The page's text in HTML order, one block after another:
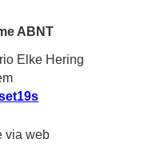
ABNT
Elke Hering
via web